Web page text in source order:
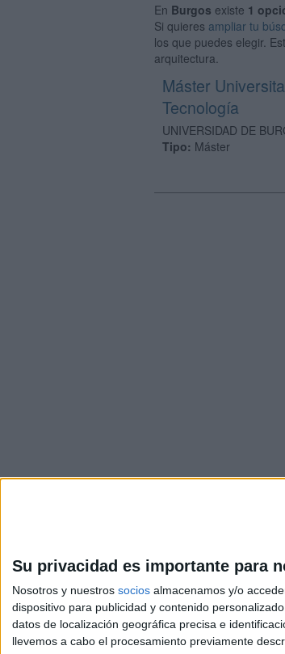
Su privacidad es importante para
Nosotros y nuestros socios almacenamos y/o
dispositivo para publicidad y contenido
datos de localización geográfica precisa e
llevemos a cabo el procesamiento previamente
En Burgos existe 1
Si quieres ampliar tu
los que puedes elegir.
arquitectura.
Máster
Tecnología
UNIVERSIDAD DE
Tipo: Máster
©